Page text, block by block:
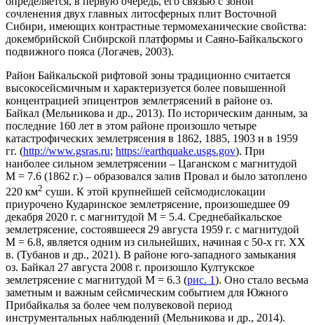
сочленения двух главных литосферных плит Восточной
Сибири, имеющих контрастные термомеханические свойства:
докембрийской Сибирской платформы и Саяно-Байкальского
подвижного пояса (Логачев, 2003).
Район Байкальской рифтовой зоны традиционно считается
высокосейсмичным и характеризуется более повышенной
концентрацией эпицентров землетрясений в районе оз.
Байкал (Мельникова и др., 2013). По историческим данным, за
последние 160 лет в этом районе произошло четыре
катастрофических землетрясения в 1862, 1885, 1903 и в 1959
гг. (http://www.gsras.ru; https://earthquake.usgs.gov). При
наиболее сильном землетрясении – Цаганском с магнитудой
М = 7.6 (1862 г.) – образовался залив Провал и было затоплено
220 км2 суши. К этой крупнейшей сейсмодислокации
приурочено Кударинское землетрясение, произошедшее 09
декабря 2020 г. с магнитудой М = 5.4. Среднебайкальское
землетрясение, состоявшееся 29 августа 1959 г. с магнитудой
М = 6.8, является одним из сильнейших, начиная с 50-х гг. XX
в. (Тубанов и др., 2021). В районе юго-западного замыкания
оз. Байкал 27 августа 2008 г. произошло Култукское
землетрясение с магнитудой М = 6.3 (рис. 1). Оно стало весьма
заметным и важным сейсмическим событием для Южного
Прибайкалья за более чем полувековой период
инструментальных наблюдений (Мельникова и др., 2014).